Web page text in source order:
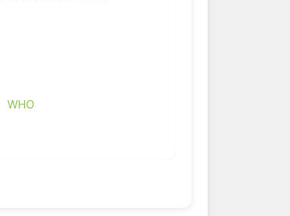
WHO